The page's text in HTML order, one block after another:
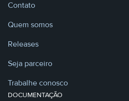
Contato
Quem somos
Releases
Seja parceiro
Trabalhe conosco
DOCUMENTAÇÃO